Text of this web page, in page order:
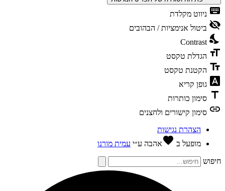
ניווט מקלדת
ביטול אנימציות / הבהובים
Contrast
הגדלת טקסט
הקטנת טקסט
גופן קריא
סימון כותרות
סימון קישורים ולחצנים
הצהרת נגישות
מופעל בfavoriteאהבהע״יעמית מורנו